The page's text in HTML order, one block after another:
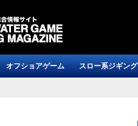
オフショアゲーム スロー系ジギング